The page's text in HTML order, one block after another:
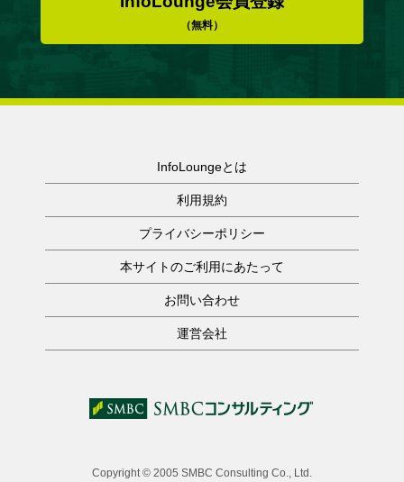
（無料）
InfoLoungeとは
利用規約
プライバシーポリシー
本サイトのご利用にあたって
お問い合わせ
運営会社
Copyright © 2005 SMBC Consulting Co., Ltd.